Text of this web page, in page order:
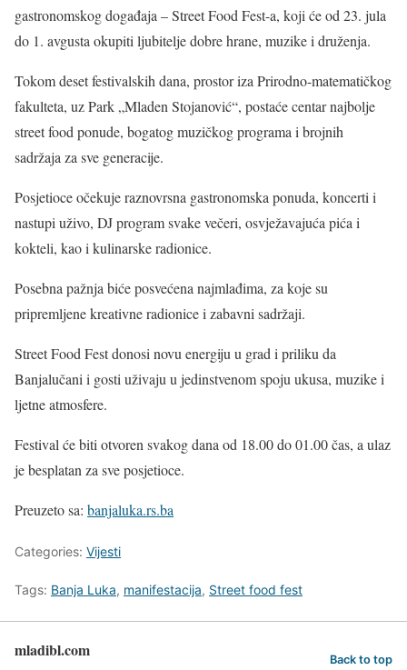
gastronomskog događaja – Street Food Fest-a, koji će od 23. jula
do 1. avgusta okupiti ljubitelje dobre hrane, muzike i druženja.
Tokom deset festivalskih dana, prostor iza Prirodno-matematičkog
fakulteta, uz Park „Mladen Stojanović“, postaće centar najbolje
street food ponude, bogatog muzičkog programa i brojnih
sadržaja za sve generacije.
Posjetioce očekuje raznovrsna gastronomska ponuda, koncerti i
nastupi uživo, DJ program svake večeri, osvježavajuća pića i
kokteli, kao i kulinarske radionice.
Posebna pažnja biće posvećena najmlađima, za koje su
pripremljene kreativne radionice i zabavni sadržaji.
Street Food Fest donosi novu energiju u grad i priliku da
Banjalučani i gosti uživaju u jedinstvenom spoju ukusa, muzike i
ljetne atmosfere.
Festival će biti otvoren svakog dana od 18.00 do 01.00 čas, a ulaz
je besplatan za sve posjetioce.
Preuzeto sa: banjaluka.rs.ba
Categories: Vijesti
Tags: Banja Luka, manifestacija, Street food fest
mladibl.com Back to top